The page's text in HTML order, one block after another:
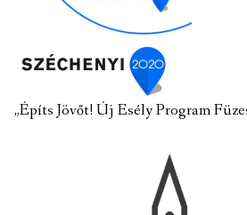
„Építs Jövőt! Új Esély Program